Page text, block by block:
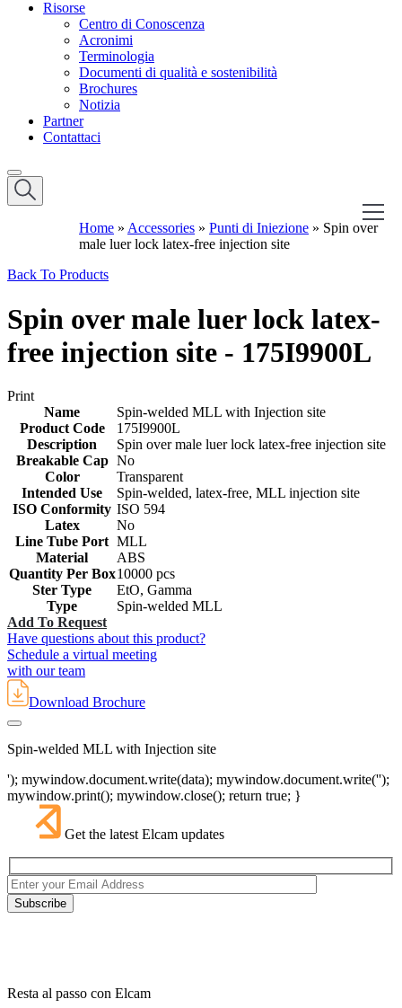
Risorse
Centro di Conoscenza
Acronimi
Terminologia
Documenti di qualità e sostenibilità
Brochures
Notizia
Partner
Contattaci
Home » Accessories » Punti di Iniezione » Spin over
male luer lock latex-free injection site
Back To Products
Spin over male luer lock latex-
free injection site - 175I9900L
Print
Name
Spin-welded MLL with Injection site
Product Code
175I9900L
Description
Spin over male luer lock latex-free injection site
Breakable Cap No
Color
Transparent
Intended Use
Spin-welded, latex-free, MLL injection site
ISO Conformity ISO 594
Latex
No
Line Tube Port MLL
Material
ABS
Quantity Per Box10000 pcs
Ster Type
EtO, Gamma
Type
Spin-welded MLL
Add To Request
Have questions about this product?
Schedule a virtual meeting
with our team
Download Brochure
Spin-welded MLL with Injection site
'); mywindow.document.write(data); mywindow.document.write('');
mywindow.print(); mywindow.close(); return true; }
Get the latest Elcam updates
Resta al passo con Elcam